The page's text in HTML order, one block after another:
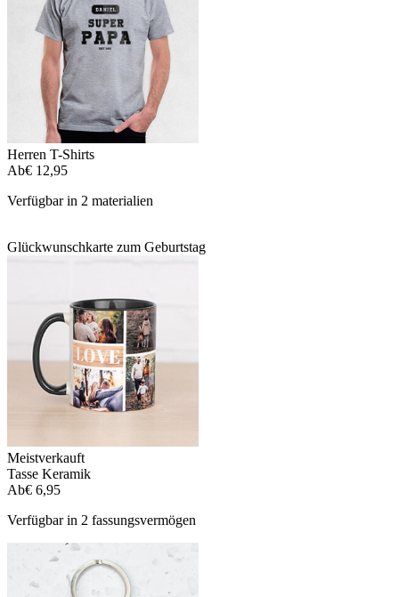
Herren T-Shirts
Ab€ 12,95
Verfügbar in 2 materialien
Glückwunschkarte zum Geburtstag
Meistverkauft
Tasse Keramik
Ab€ 6,95
Verfügbar in 2 fassungsvermögen